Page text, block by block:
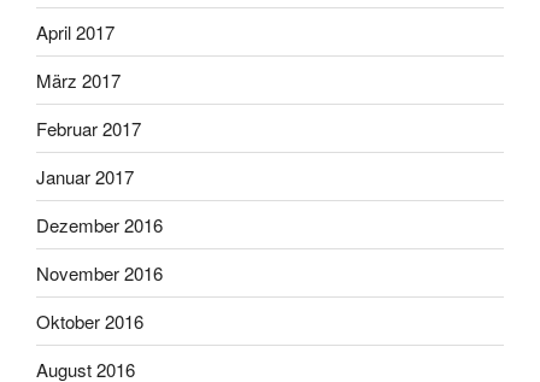
April 2017
März 2017
Februar 2017
Januar 2017
Dezember 2016
November 2016
Oktober 2016
August 2016